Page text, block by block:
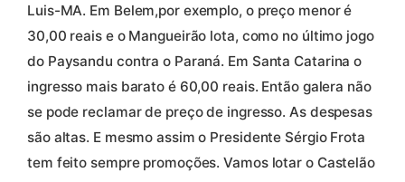
Luis-MA. Em Belem,por exemplo, o preço menor é
30,00 reais e o Mangueirão lota, como no último jogo
do Paysandu contra o Paraná. Em Santa Catarina o
ingresso mais barato é 60,00 reais. Então galera não
se pode reclamar de preço de ingresso. As despesas
são altas. E mesmo assim o Presidente Sérgio Frota
tem feito sempre promoções. Vamos lotar o Castelão